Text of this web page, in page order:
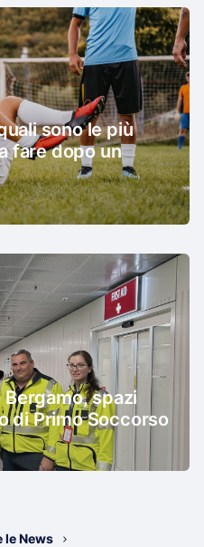
sono le più
fare dopo un
spazi
di Primo Soccorso
le News